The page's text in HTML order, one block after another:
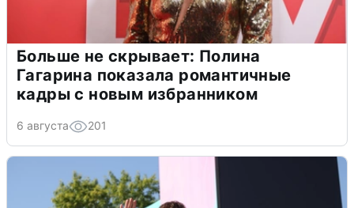
Больше не скрывает: Полина
Гагарина показала романтичные
кадры с новым избранником
6 августа 201